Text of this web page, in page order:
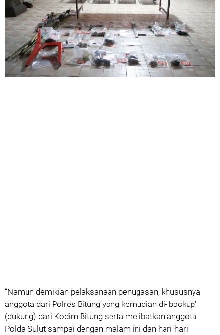
“Namun demikian pelaksanaan penugasan, khususnya
anggota dari Polres Bitung yang kemudian di-'backup'
(dukung) dari Kodim Bitung serta melibatkan anggota
Polda Sulut sampai dengan malam ini dan hari-hari